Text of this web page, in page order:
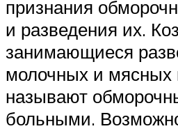
признания
и разведения их.
занимающиеся
молочных и мясных
называют
больными.